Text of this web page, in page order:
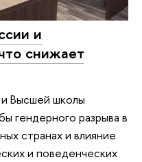
и
снижает
Высшей школы
гендерного разрыва в
странах и влияние
и поведенческих